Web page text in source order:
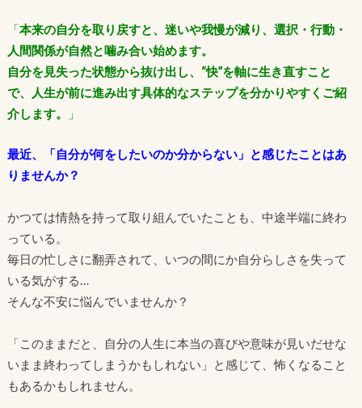
「本来の自分を取り戻すと、迷いや我慢が減り、選択・行動・
人間関係が自然と噛み合い始めます。
自分を見失った状態から抜け出し、“快”を軸に生き直すこと
で、人生が前に進み出す具体的なステップを分かりやすくご紹
介します。
」
最近、「自分が何をしたいのか分からない」と感じたことはあ
りませんか？
かつては情熱を持って取り組んでいたことも、中途半端に終わ
っている。
毎日の忙しさに翻弄されて、いつの間にか自分らしさを失って
いる気がする…
そんな不安に悩んでいませんか？
「このままだと、自分の人生に本当の喜びや意味が見いだせな
いまま終わってしまうかもしれない」と感じて、怖くなること
もあるかもしれません。